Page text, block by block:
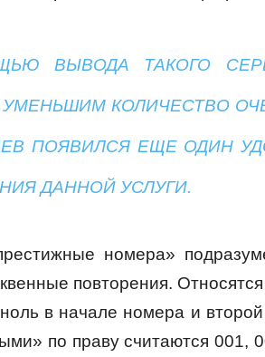
ВЫВОДА ТАКОГО
КОЛИЧЕСТВО
ПОЯВИЛСЯ ЕЩЕ ОДИН
ДАННОЙ УСЛУГИ.
номера»
повторения.
в начале номера и
по праву считаются 001,